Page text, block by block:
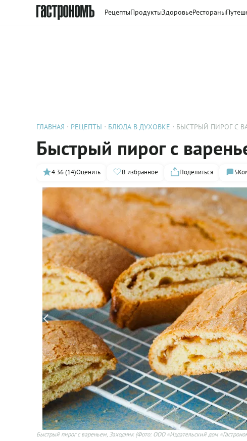
РецептыПродуктыЗдоровьеРестораны
ГЛАВНАЯ РЕЦЕПТЫ БЛЮДА В ДУХОВКЕ БЫСТРЫЙ ПИРОГ С
Быстрый пирог с
4.36 (14)Оценить В избранное Поделиться 5
Быстрый пирог с вареньем, Заходник(Фото: ООО «Издательский дом